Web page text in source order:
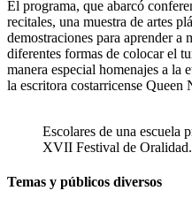
El programa, que abarcó
recitales, una muestra de artes
demostraciones para aprender a
diferentes formas de colocar el
manera especial homenajes a la
la escritora costarricense
Escolares de una escuela
XVII Festival de Oralidad.
Temas y públicos diversos